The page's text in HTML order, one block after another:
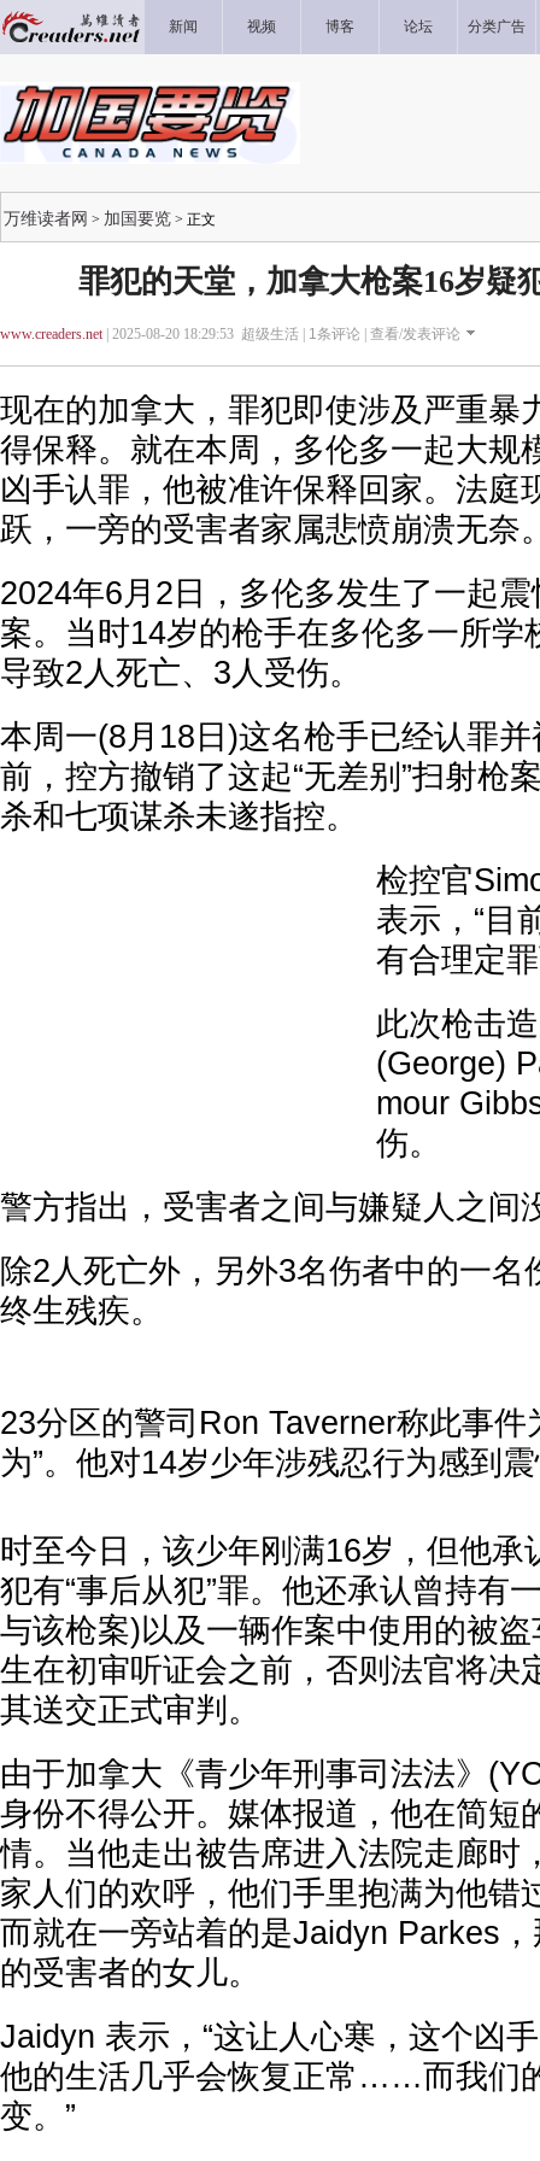
新闻 视频 博客 论坛 分类广告
万维读者网 > 加国要览 > 正文
罪犯的天堂，加拿大枪案16岁疑
www.creaders.net| 2025-08-20 18:29:53 超级生活 | 1条评论 | 查看/发表评论
现在的加拿大，罪犯即使涉及严重暴
得保释。就在本周，多伦多一起大规
凶手认罪，他被准许保释回家。法庭
跃，一旁的受害者家属悲愤崩溃无奈
2024年6月2日，多伦多发生了一起
案。当时14岁的枪手在多伦多一所学
导致2人死亡、3人受伤。
本周一(8月18日)这名枪手已经认罪
前，控方撤销了这起“无差别”扫射枪
杀和七项谋杀未遂指控。
检控官
表示，“目
有合理定
此次枪击
(George)
mour
伤。
警方指出，受害者之间与嫌疑人之间
除2人死亡外，另外3名伤者中的一名
终生残疾。
23分区的警司Ron Taverner称此事件
为”。他对14岁少年涉残忍行为感到
时至今日，该少年刚满16岁，但他承
犯有“事后从犯”罪。他还承认曾持有
与该枪案)以及一辆作案中使用的被
生在初审听证会之前，否则法官将决
其送交正式审判。
由于加拿大《青少年刑事司法法》
身份不得公开。媒体报道，他在简短
情。当他走出被告席进入法院走廊时
家人们的欢呼，他们手里抱满为他错
而就在一旁站着的是Jaidyn Parkes
的受害者的女儿。
Jaidyn 表示，“这让人心寒，这个凶
他的生活几乎会恢复正常……而我们
变。”